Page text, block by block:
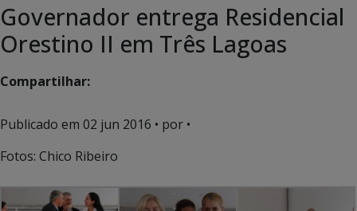
Governador entrega Residencial
Orestino II em Três Lagoas
Compartilhar:
Publicado em 02 jun 2016 • por •
Fotos: Chico Ribeiro